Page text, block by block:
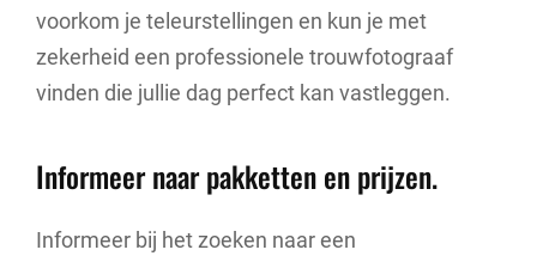
voorkom je teleurstellingen en kun je met
zekerheid een professionele trouwfotograaf
vinden die jullie dag perfect kan vastleggen.
Informeer naar pakketten en prijzen.
Informeer bij het zoeken naar een